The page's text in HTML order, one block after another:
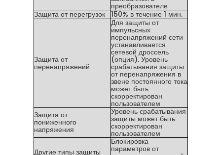
преобразователе
Защита от перегрузок
150% в течение 1 мин.
Защита от
перенапряжений
Для защиты от
импульсных
перенапряжений сети
устанавливается
сетевой дроссель
(опция). Уровень
срабатывания защиты
от перенапряжения в
звене постоянного тока
может быть
скорректирован
пользователем
Защита от
пониженного
напряжения
Уровень срабатывания
защиты может быть
скорректирован
пользователем
Другие типы защиты
Блокировка
параметров от